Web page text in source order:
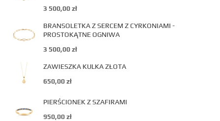
3 500,00zł
BRANSOLETKA Z SERCEM Z CYRKONIAMI -
PROSTOKĄTNE OGNIWA
3 500,00zł
ZAWIESZKA KULKA ZŁOTA
650,00zł
PIERŚCIONEK Z SZAFIRAMI
950,00zł